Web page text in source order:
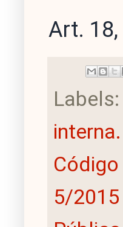
Art.
Labels:
5/